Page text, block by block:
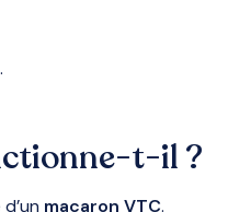
t-il ?
macaron VTC.